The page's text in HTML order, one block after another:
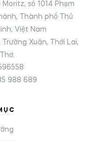
số 1014 Phạm
Thành phố Thủ
Việt Nam
Xuân, Thới Lai,
988 689